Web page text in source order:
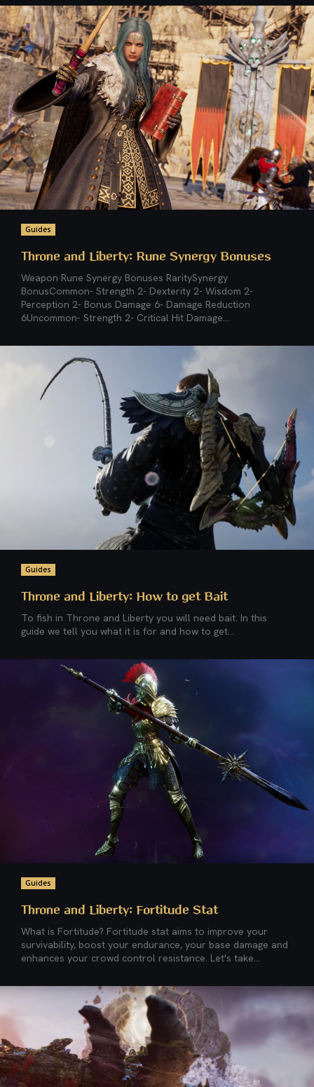
Guides
Throne and Liberty: Rune Synergy Bonuses
Weapon Rune Synergy Bonuses RaritySynergy
BonusCommon- Strength 2- Dexterity 2- Wisdom 2-
Perception 2- Bonus Damage 6- Damage Reduction
6Uncommon- Strength 2- Critical Hit Damage...
Guides
Throne and Liberty: How to get Bait
To fish in Throne and Liberty you will need bait. In this
guide we tell you what it is for and how to get...
Guides
Throne and Liberty: Fortitude Stat
What is Fortitude? Fortitude stat aims to improve your
survivability, boost your endurance, your base damage and
enhances your crowd control resistance. Let's take...